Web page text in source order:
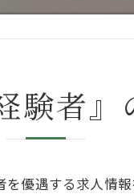
験者』
優遇する求人情